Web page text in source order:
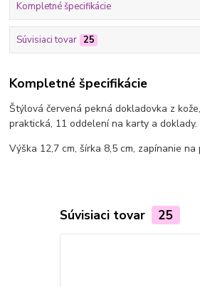
Kompletné špecifikácie
Súvisiaci tovar 25
Kompletné špecifikácie
Štýlová červená pekná dokladovka z
praktická, 11 oddelení na karty a doklady.
Výška 12,7 cm, šírka 8,5 cm, zapínanie na
Súvisiaci tovar 25